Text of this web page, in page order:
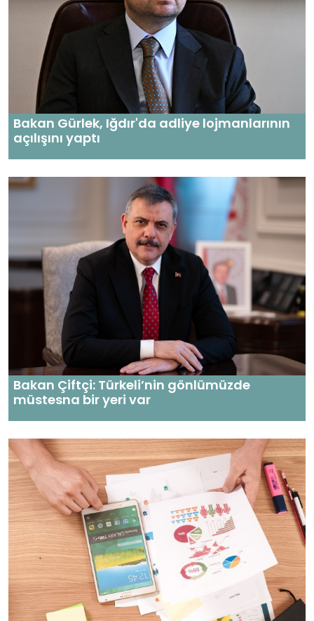
Bakan Gürlek, Iğdır'da adliye lojmanlarının
açılışını yaptı
Bakan Çiftçi: Türkeli’nin gönlümüzde
müstesna bir yeri var